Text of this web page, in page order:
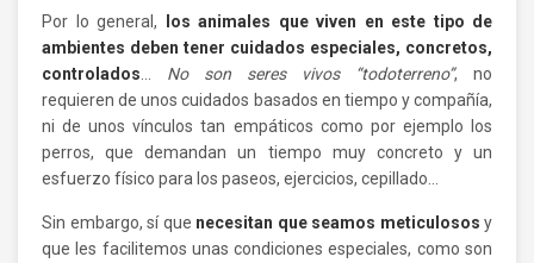
Por lo general,
los animales que viven en este tipo de
ambientes deben tener cuidados especiales, concretos,
controlados
No son seres vivos “todoterreno”, no
requieren de unos cuidados basados en tiempo y compañía,
ni de unos vínculos tan empáticos como por ejemplo los
perros, que demandan un tiempo muy concreto y un
esfuerzo físico para los paseos, ejercicios, cepillado…
Sin embargo, sí que necesitan que seamos meticulosos y
que les facilitemos unas condiciones especiales, como son